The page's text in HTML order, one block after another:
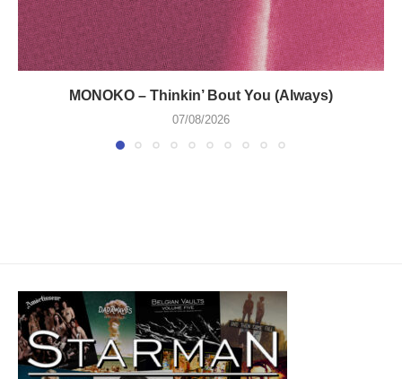
MONOKO – Thinkin’ Bout You (Always)
07/08/2026